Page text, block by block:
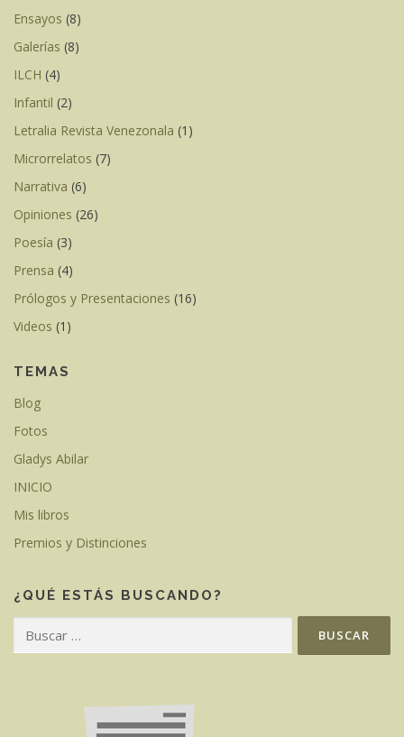
Ensayos (8)
Galerías (8)
ILCH (4)
Infantil (2)
Letralia Revista Venezonala (1)
Microrrelatos (7)
Narrativa (6)
Opiniones (26)
Poesía (3)
Prensa (4)
Prólogos y Presentaciones (16)
Videos (1)
TEMAS
Blog
Fotos
Gladys Abilar
INICIO
Mis libros
Premios y Distinciones
¿QUÉ ESTÁS BUSCANDO?